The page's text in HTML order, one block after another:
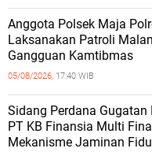
Anggota Polsek Maja
Laksanakan Patroli
Gangguan Kamtibmas
05/08/2026, 17:40 WIB
Sidang Perdana Gugatan
PT KB Finansia Multi
Mekanisme Jaminan